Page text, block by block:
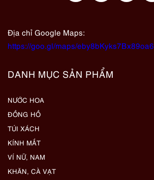
Địa chỉ Google Maps:
https://goo.gl/maps/eby8bKyks7Bx89oa6
DANH MỤC SẢN PHẨM
NƯỚC HOA
ĐỒNG HỒ
TÚI XÁCH
KÍNH MẮT
VÍ NỮ, NAM
KHĂN, CÀ VẠT